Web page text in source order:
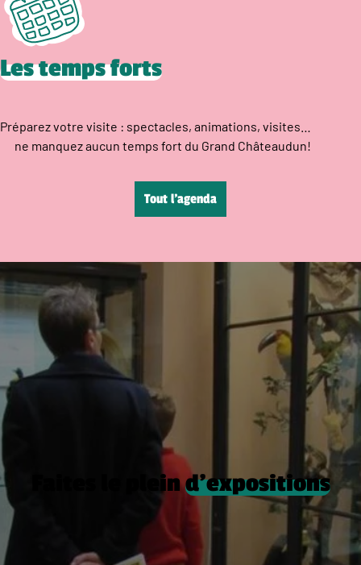
Les temps forts
Préparez votre visite : spectacles, animations, visites…
ne manquez aucun temps fort du Grand Châteaudun!
Tout l’agenda
Faites le pleind’expositions